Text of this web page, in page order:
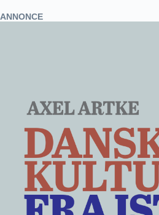
ANNONCE